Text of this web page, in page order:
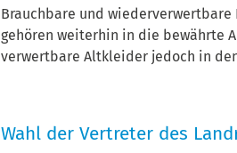
Brauchbare und wiederverwertbare
gehören weiterhin in die bewährte
verwertbare Altkleider jedoch in
Wahl der Vertreter des